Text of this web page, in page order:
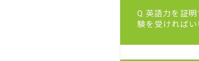
Q.英語力を証
験を受ければい